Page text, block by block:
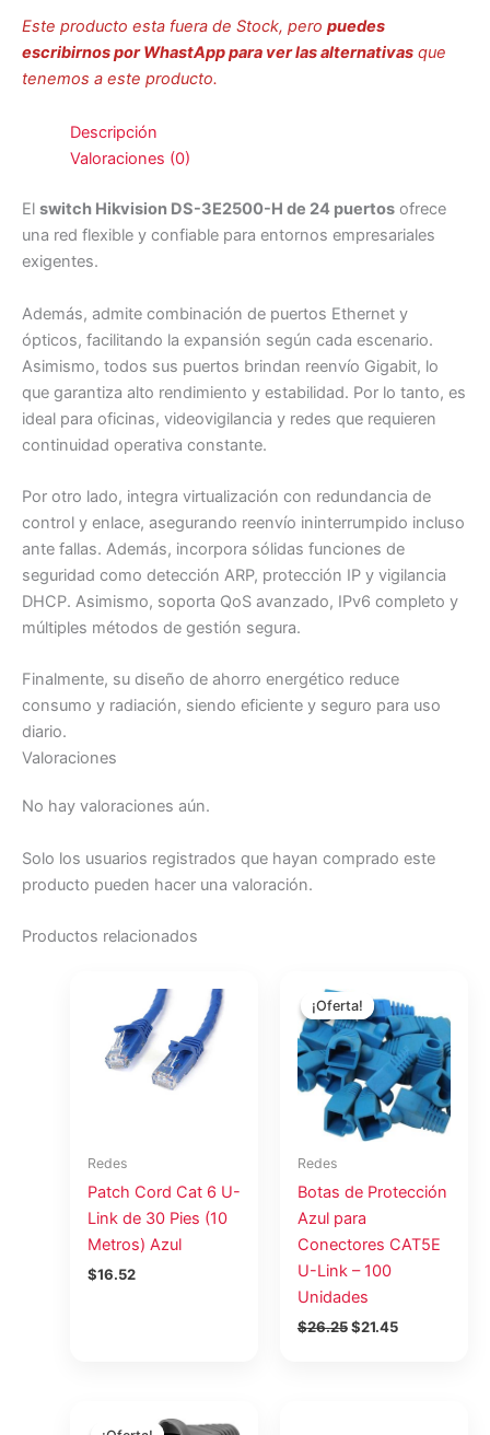
Este producto esta fuera de Stock, pero puedes
escribirnos por WhastApp para ver las alternativas que
tenemos a este producto.
Descripción
Valoraciones (0)
El switch Hikvision DS-3E2500-H de 24 puertos ofrece
una red flexible y confiable para entornos empresariales
exigentes.
Además, admite combinación de puertos Ethernet y
ópticos, facilitando la expansión según cada escenario.
Asimismo, todos sus puertos brindan reenvío Gigabit, lo
que garantiza alto rendimiento y estabilidad. Por lo tanto, es
ideal para oficinas, videovigilancia y redes que requieren
continuidad operativa constante.
Por otro lado, integra virtualización con redundancia de
control y enlace, asegurando reenvío ininterrumpido incluso
ante fallas. Además, incorpora sólidas funciones de
seguridad como detección ARP, protección IP y vigilancia
DHCP. Asimismo, soporta QoS avanzado, IPv6 completo y
múltiples métodos de gestión segura.
Finalmente, su diseño de ahorro energético reduce
consumo y radiación, siendo eficiente y seguro para uso
diario.
Valoraciones
No hay valoraciones aún.
Solo los usuarios registrados que hayan comprado este
producto pueden hacer una valoración.
Productos relacionados
Redes
Patch Cord Cat 6 U-
Link de 30 Pies (10
Metros) Azul
$16.52
¡Oferta!
¡Oferta!
Redes
Botas de Protección
Azul para
Conectores CAT5E
U-Link – 100
Unidades
$26.25
precio
original
era:
$26.25.
$21.45
actual
es:
$21.45.
precioprecio